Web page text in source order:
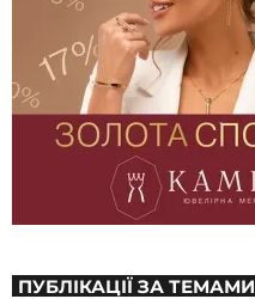
ПУБЛІКАЦІЇ ЗА ТЕМАМИ